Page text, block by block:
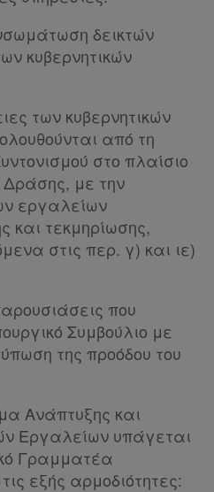
δεικτών
κυβερνητικών
των κυβερνητικών
από τη
στο πλαίσιο
με την
εργαλείων
και τεκμηρίωσης,
στις περ. γ) και ιε)
που
Συμβούλιο με
της προόδου του
Ανάπτυξης και
Εργαλείων υπάγεται
Γραμματέα
εξής αρμοδιότητες: